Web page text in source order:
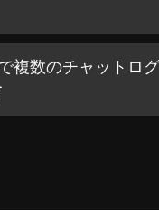
複数のチャットロ